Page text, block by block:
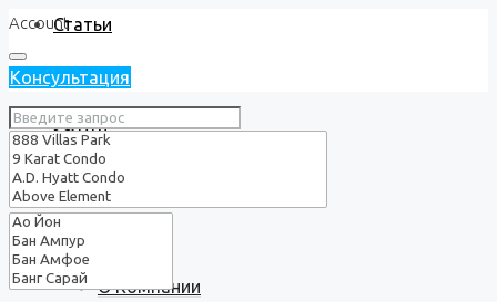
Статьи
Услуги
О нас
О Компании
Account
Консультация